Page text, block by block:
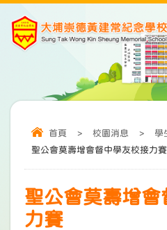
首頁 > 校園消息 > 學
聖公會莫壽增會督中學友校接力賽
聖公會莫壽增
力賽